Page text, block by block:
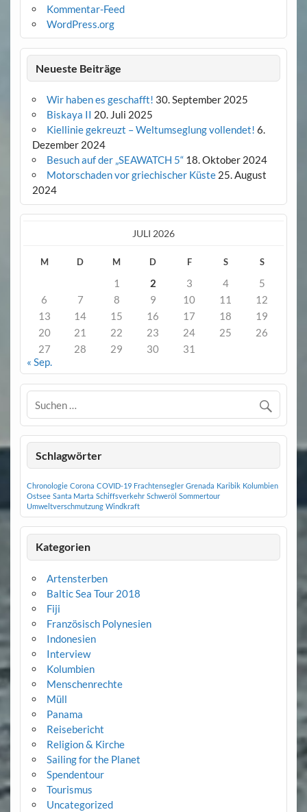
Kommentar-Feed
WordPress.org
Neueste Beiträge
Wir haben es geschafft! 30. September 2025
Biskaya II 20. Juli 2025
Kiellinie gekreuzt – Weltumseglung vollendet! 6.
Dezember 2024
Besuch auf der „SEAWATCH 5“ 18. Oktober 2024
Motorschaden vor griechischer Küste 25. August
2024
JULI 2026
M D M D F S S
1 2 3 4
5
6
7 8 9 10 11
12
13
14 15 16 17 18
19
20
21 22 23 24 25
26
27
28 29 30
31
« Sep.
Schlagwörter
Chronologie Corona COVID-19 Frachtensegler Grenada Karibik Kolumbien
Ostsee Santa Marta Schiffsverkehr Schweröl Sommertour
Umweltverschmutzung Windkraft
Kategorien
Artensterben
Baltic Sea Tour 2018
Fiji
Französisch Polynesien
Indonesien
Interview
Kolumbien
Menschenrechte
Müll
Panama
Reisebericht
Religion & Kirche
Sailing for the Planet
Spendentour
Tourismus
Uncategorized